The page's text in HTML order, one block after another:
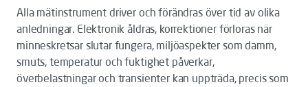
Alla mätinstrument driver och förändras över tid av olika
anledningar. Elektronik åldras, korrektioner förloras när
minneskretsar slutar fungera, miljöaspekter som damm,
smuts, temperatur och fuktighet påverkar,
överbelastningar och transienter kan uppträda, precis som